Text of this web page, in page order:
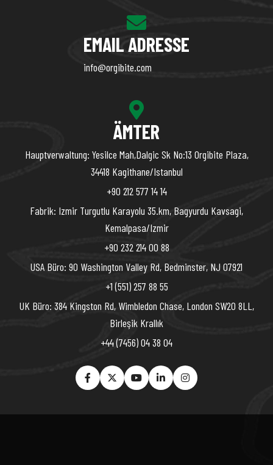
EMAIL ADRESSE
info@orgibite.com
ÄMTER
Hauptverwaltung: Yesilce Mah,Dalgic Sk No:13 Orgibite Plaza,
34418 Kagithane/Istanbul
+90 212 577 14 14
Fabrik: Izmir Turgutlu Karayolu 35.km, Bagyurdu Kavsagi,
Kemalpasa/Izmir
+90 232 214 00 88
USA Büro: 90 Washington Valley Rd, Bedminster, NJ 07921
+1 (551) 257 88 55
UK Büro: 384 Kingston Rd, Wimbledon Chase, London SW20 8LL,
Birleşik Krallık
+44 (7456) 04 38 04